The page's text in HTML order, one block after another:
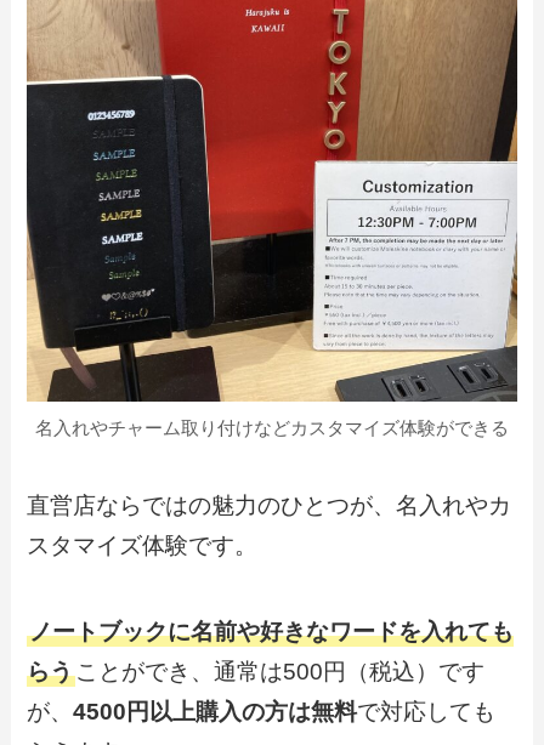
名入れやチャーム取り付けなどカスタマイズ体験ができる
直営店ならではの魅力のひとつが、名入れやカ
スタマイズ体験です。
ノートブックに名前や好きなワードを入れても
らうことができ、通常は500円（税込）です
が、4500円以上購入の方は無料で対応しても